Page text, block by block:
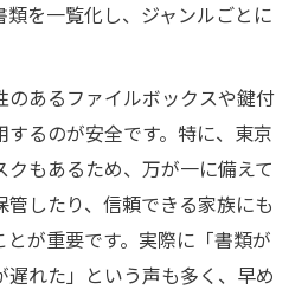
を一覧化し、ジャンルごとに
あるファイルボックスや鍵付
るのが安全です。特に、東京
もあるため、万が一に備えて
したり、信頼できる家族にも
が重要です。実際に「書類が
れた」という声も多く、早め